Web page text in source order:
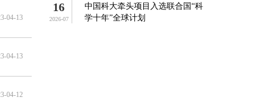
04-13
04-13
04-12
16
2026-07
中国科大牵头项目入选联合国“科
学十年”全球计划